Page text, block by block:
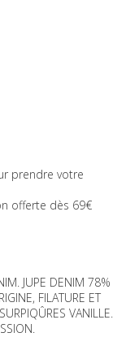
prendre votre
offerte dès 69€
JUPE DENIM 78%
FILATURE ET
VANILLE.